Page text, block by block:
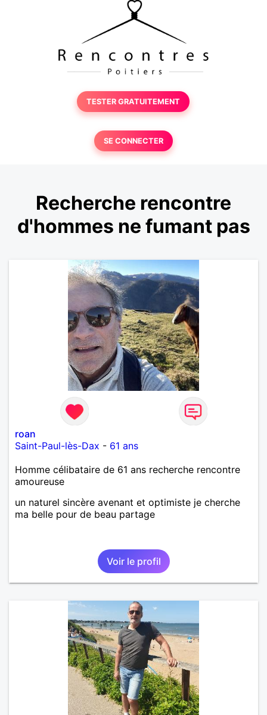
TESTER GRATUITEMENT
SE CONNECTER
Recherche rencontre
d'hommes ne fumant pas
roan
Saint-Paul-lès-Dax - 61 ans
Homme célibataire de 61 ans recherche rencontre
amoureuse
un naturel sincère avenant et optimiste je cherche
ma belle pour de beau partage
Voir le profil